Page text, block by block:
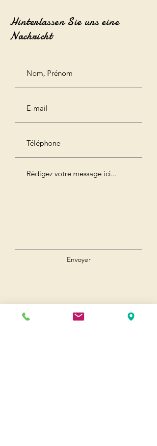
Hinterlassen Sie uns eine
Nachricht
Envoyer